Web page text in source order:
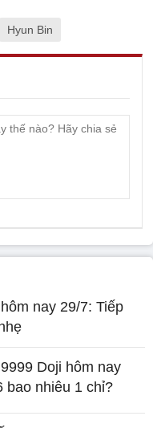
Hyun Bin
nay 29/7: Tiếp
Doji hôm nay
bao nhiêu 1 chỉ?